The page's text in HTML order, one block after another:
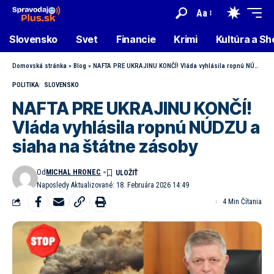
Aa
Slovensko Svet Financie Krimi Kultúra a
Domovská stránka » Blog » NAFTA PRE UKRAJINU KONČÍ! Vláda vyhlásila ropnú NÚDZU a siaha na štátne zásoby
POLITIKA SLOVENSKO
NAFTA PRE UKRAJINU KONČÍ!
Vláda vyhlásila ropnú NÚDZU a
siaha na štátne zásoby
Naposledy Aktualizované: 18. Februára 2026 14:49
Od MICHAL HRONEC
4 Min Čítania